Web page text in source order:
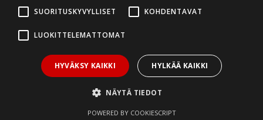
SUORITUSKYVYLLISET KOHDENTAVAT
LUOKITTELEMATTOMAT
HYVÄKSY KAIKKI HYLKÄÄ KAIKKI
NÄYTÄ TIEDOT
POWERED BY COOKIESCRIPT